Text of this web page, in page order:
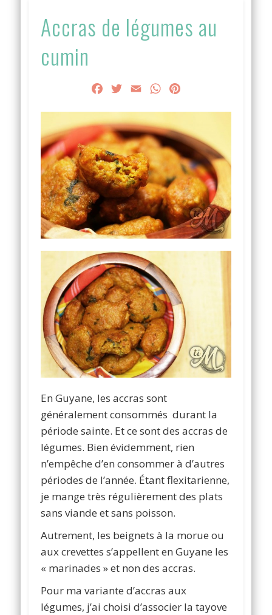
Accras de légumes au
cumin
FacebookTwitter
Email WhatsApp
En Guyane, les accras sont
généralement consommés durant la
période sainte. Et ce sont des accras de
légumes. Bien évidemment, rien
n’empêche d’en consommer à d’autres
périodes de l’année. Étant flexitarienne,
je mange très régulièrement des plats
sans viande et sans poisson.
Autrement, les beignets à la morue ou
aux crevettes s’appellent en Guyane les
« marinades » et non des accras.
Pour ma variante d’accras aux
légumes, j’ai choisi d’associer la tayove